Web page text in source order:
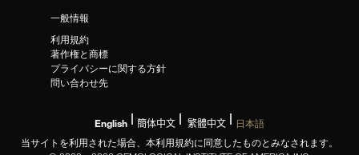
一般情報
利用規約
著作権と商標
プライバシーに関する方針
問い合わせ先
English 簡体中文 繁體中文
日本語
当サイトを利用された場合、本利用規約に同意したものとみなされます。